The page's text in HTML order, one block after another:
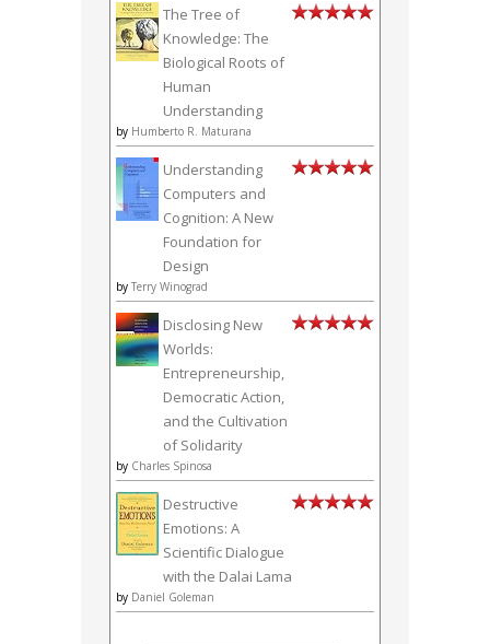
The Tree of
Knowledge: The
Biological Roots of
Human
Understanding
by Humberto R. Maturana
Understanding
Computers and
Cognition: A New
Foundation for
Design
by Terry Winograd
Disclosing New
Worlds:
Entrepreneurship,
Democratic Action,
and the Cultivation
of Solidarity
by Charles Spinosa
Destructive
Emotions: A
Scientific Dialogue
with the Dalai Lama
by Daniel Goleman